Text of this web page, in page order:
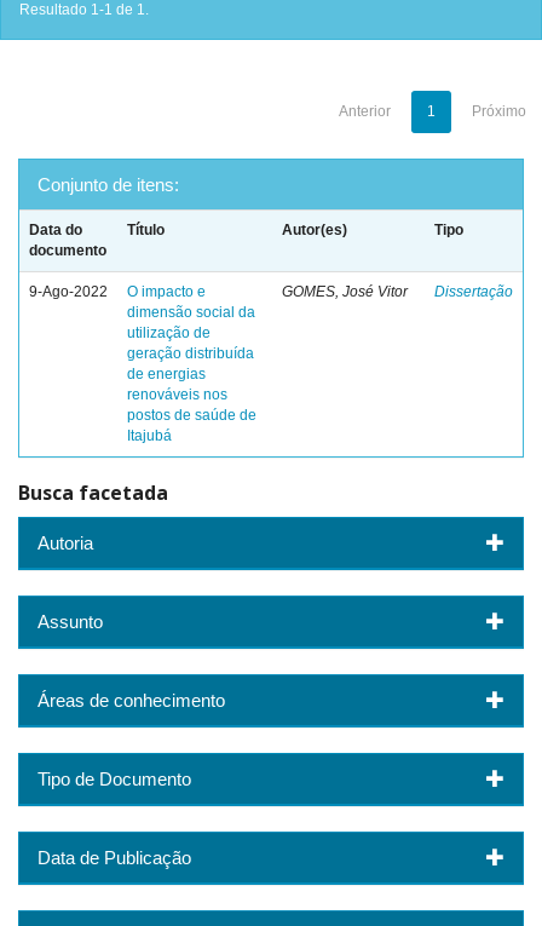
Resultado 1-1 de 1.
Anterior 1 Próximo
Conjunto de itens:
Data do
documento
Título Autor(es) Tipo
9-Ago-2022
O impacto e
dimensão social da
utilização de
geração distribuída
de energias
renováveis nos
postos de saúde de
Itajubá
GOMES, José Vitor Dissertação
Busca facetada
Autoria
Assunto
Áreas de conhecimento
Tipo de Documento
Data de Publicação